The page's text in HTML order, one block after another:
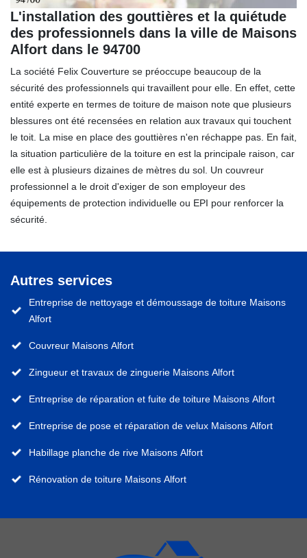
L'installation des gouttières et la quiétude
des professionnels dans la ville de Maisons
Alfort dans le 94700
La société Felix Couverture se préoccupe beaucoup de la
sécurité des professionnels qui travaillent pour elle. En effet, cette
entité experte en termes de toiture de maison note que plusieurs
blessures ont été recensées en relation aux travaux qui touchent
le toit. La mise en place des gouttières n'en réchappe pas. En fait,
la situation particulière de la toiture en est la principale raison, car
elle est à plusieurs dizaines de mètres du sol. Un couvreur
professionnel a le droit d'exiger de son employeur des
équipements de protection individuelle ou EPI pour renforcer la
sécurité.
Autres services
Entreprise de nettoyage et démoussage de toiture Maisons
Alfort
Couvreur Maisons Alfort
Zingueur et travaux de zinguerie Maisons Alfort
Entreprise de réparation et fuite de toiture Maisons Alfort
Entreprise de pose et réparation de velux Maisons Alfort
Habillage planche de rive Maisons Alfort
Rénovation de toiture Maisons Alfort